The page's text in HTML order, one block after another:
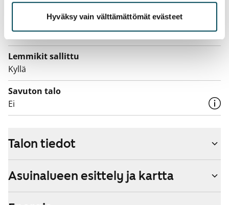
Hyväksy vain välttämättömät evästeet
Vuokraan sisältyy 50 M laajakaistaliittymä. Voit hankkia
lisänopeutta etuhintaan ottamalla yhteyttä
operaattoriin Telia.
Lemmikit sallittu
Kyllä
Savuton talo
Ei
Talon tiedot
Asuinalueen esittely ja kartta